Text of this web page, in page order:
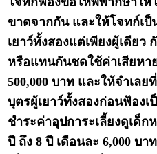
ขาดจากกัน และให้โจทก์เ
เยาว์ทั้งสองแต่เพียงผู้เดียว
หรือแทนกันชดใช้ค่าเสียหา
500,000 บาท และให้จำเลย
บุตรผู้เยาว์ทั้งสองก่อนฟ้องเ
ชำระค่าอุปการะเลี้ยงดูเด็
ปี ถึง 8 ปี เดือนละ 6,000 บ